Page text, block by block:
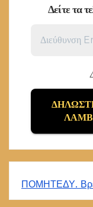
Δείτε τα
ΠΟΜΗΤΕΔΥ.